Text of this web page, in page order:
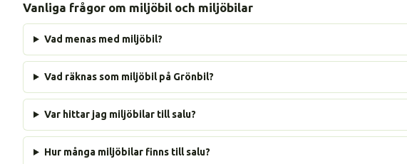
Vanliga frågor om miljöbil och miljöbilar
Vad menas med miljöbil?
Vad räknas som miljöbil på Grönbil?
Var hittar jag miljöbilar till salu?
Hur många miljöbilar finns till salu?